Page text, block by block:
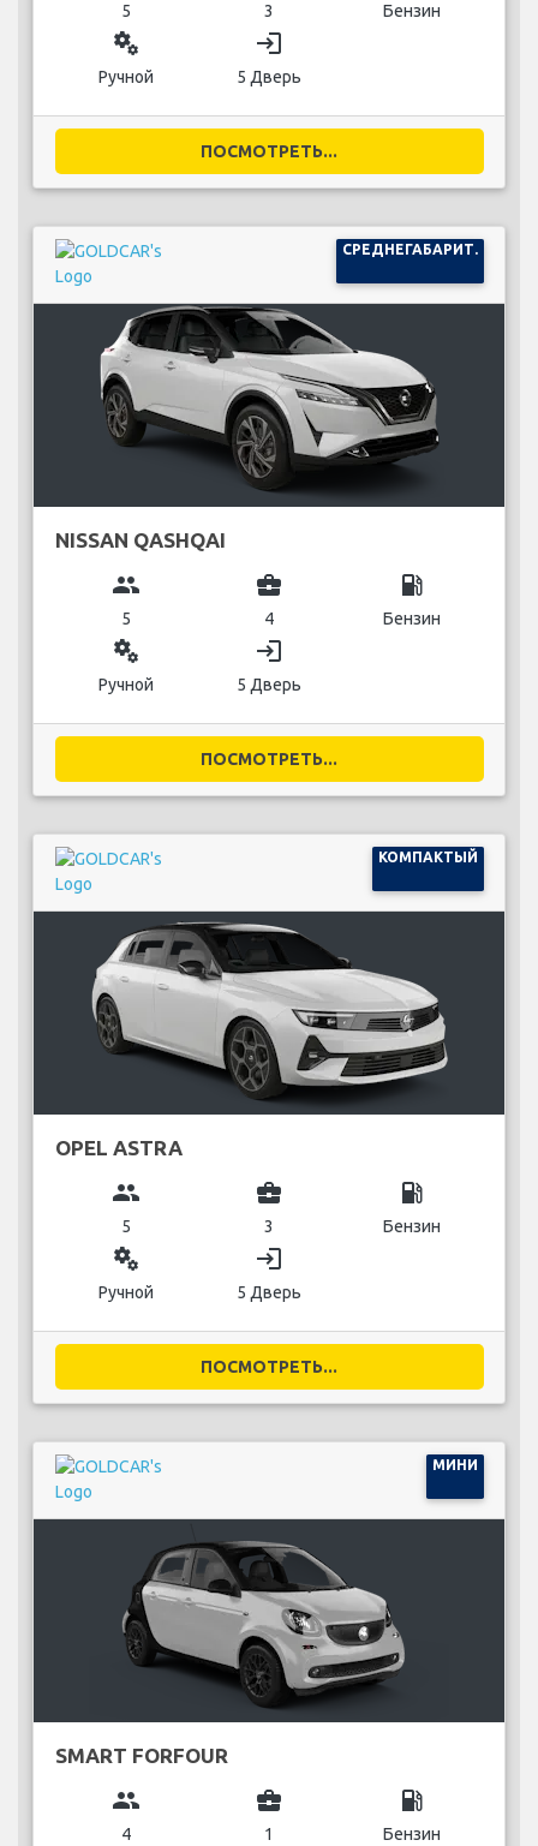
5 3 Бензин
miscellaneous_services
Ручной
login
5 Дверь
ПОСМОТРЕТЬ...
СРЕДНЕГАБАРИТ.
NISSAN QASHQAI
group
5
business_center
4
local_gas_station
Бензин
miscellaneous_services
Ручной
login
5 Дверь
ПОСМОТРЕТЬ...
КОМПАКТЫЙ
OPEL ASTRA
group
5
business_center
3
local_gas_station
Бензин
miscellaneous_services
Ручной
login
5 Дверь
ПОСМОТРЕТЬ...
МИНИ
SMART FORFOUR
group
4
business_center
1
local_gas_station
Бензин